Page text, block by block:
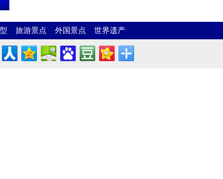
旅游景点 外国景点 世界遗产